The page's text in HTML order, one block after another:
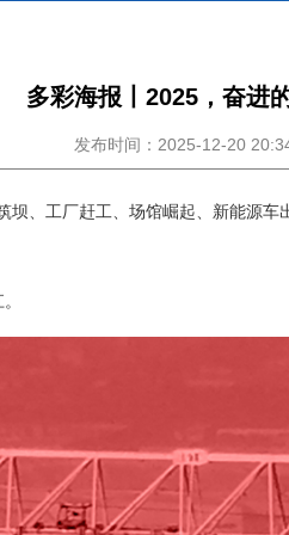
多彩海报丨2025，奋进
发布时间：2025-12-20
坝、工厂赶工、场馆崛起、新能源